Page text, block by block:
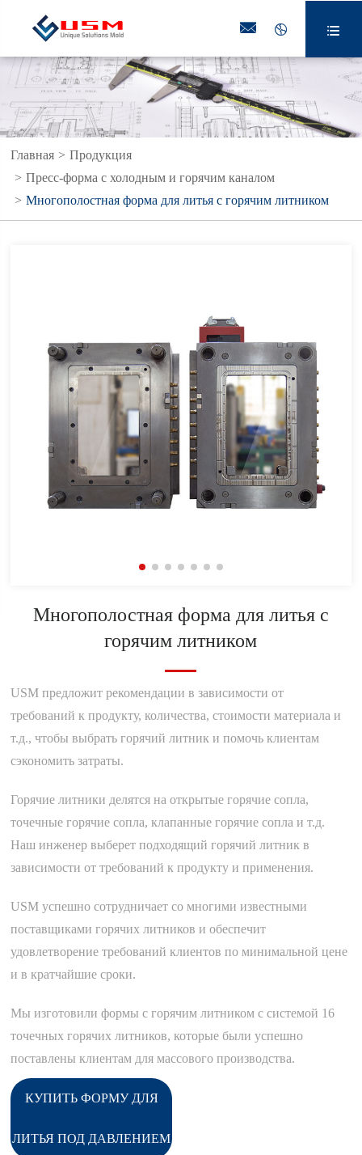
  
Главная
Продукция
Пресс-форма с холодным и горячим каналом
Многополостная форма для литья с горячим литником
Многополостная форма для литья с
горячим литником
USM предложит рекомендации в зависимости от
требований к продукту, количества, стоимости материала и
т.д., чтобы выбрать горячий литник и помочь клиентам
сэкономить затраты.
Горячие литники делятся на открытые горячие сопла,
точечные горячие сопла, клапанные горячие сопла и т.д.
Наш инженер выберет подходящий горячий литник в
зависимости от требований к продукту и применения.
USM успешно сотрудничает со многими известными
поставщиками горячих литников и обеспечит
удовлетворение требований клиентов по минимальной цене
и в кратчайшие сроки.
Мы изготовили формы с горячим литником с системой 16
точечных горячих литников, которые были успешно
поставлены клиентам для массового производства.
КУПИТЬ ФОРМУ ДЛЯ
ЛИТЬЯ ПОД ДАВЛЕНИЕМ